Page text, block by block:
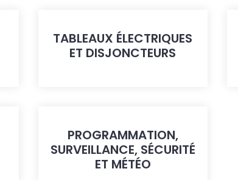
TABLEAUX ÉLECTRIQUES
ET DISJONCTEURS
PROGRAMMATION,
SURVEILLANCE, SÉCURITÉ
ET MÉTÉO